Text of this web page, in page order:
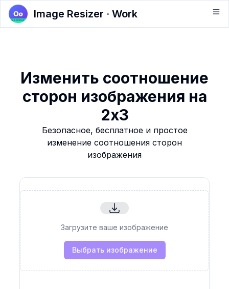
Image Resizer · Work
Изменить соотношение
сторон изображения на
2x3
Безопасное, бесплатное и простое
изменение соотношения сторон
изображения
Загрузите ваше изображение
Выбрать изображение